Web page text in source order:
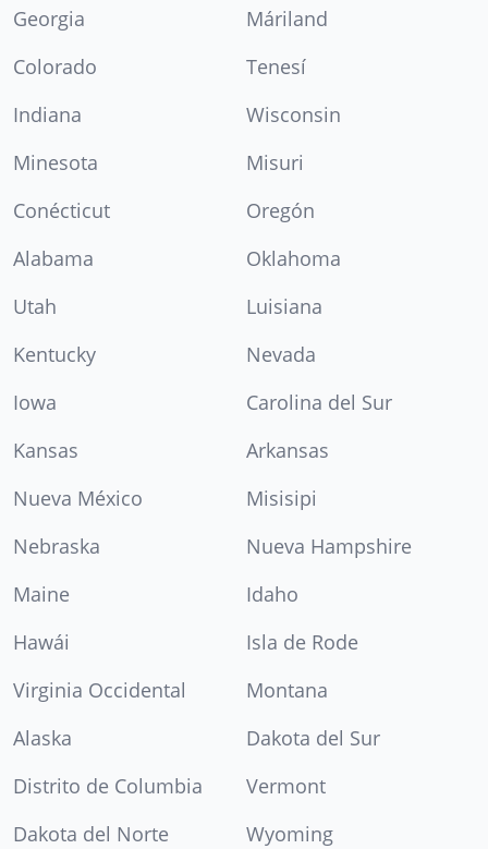
Georgia
Máriland
Colorado
Tenesí
Indiana
Wisconsin
Minesota
Misuri
Conécticut
Oregón
Alabama
Oklahoma
Utah
Luisiana
Kentucky
Nevada
Iowa
Carolina del Sur
Kansas
Arkansas
Nueva México
Misisipi
Nebraska
Nueva Hampshire
Maine
Idaho
Hawái
Isla de Rode
Virginia Occidental
Montana
Alaska
Dakota del Sur
Distrito de Columbia
Vermont
Dakota del Norte
Wyoming